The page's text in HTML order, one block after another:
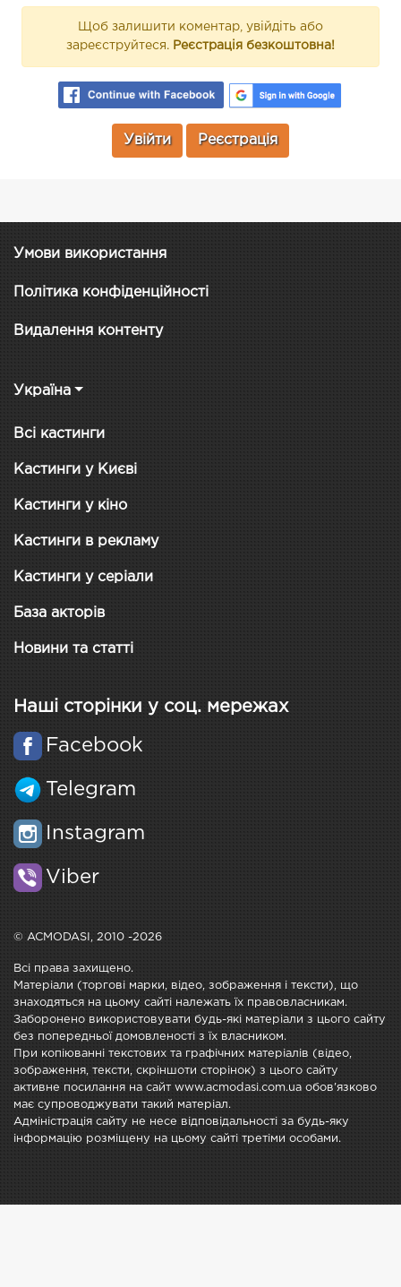
Щоб залишити коментар, увійдіть або
зареєструйтеся. Реєстрація безкоштовна!
Увійти Реєстрація
Умови використання
Політика конфіденційності
Видалення контенту
Україна
Всі кастинги
Кастинги у Києві
Кастинги у кіно
Кастинги в рекламу
Кастинги у серіали
База акторів
Новини та статті
Наші сторінки у соц. мережах
Facebook
Telegram
Instagram
Viber
© ACMODASI, 2010 -2026
Всі права захищено.
Матеріали (торгові марки, відео, зображення і тексти), що
знаходяться на цьому сайті належать їх правовласникам.
Заборонено використовувати будь-які матеріали з цього сайту
без попередньої домовленості з їх власником.
При копіюванні текстових та графічних матеріалів (відео,
зображення, тексти, скріншоти сторінок) з цього сайту
активне посилання на сайт www.acmodasi.com.ua обов'язково
має супроводжувати такий матеріал.
Адміністрація сайту не несе відповідальності за будь-яку
інформацію розміщену на цьому сайті третіми особами.